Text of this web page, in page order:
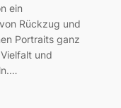
ein
Rückzug und
Portraits ganz
und